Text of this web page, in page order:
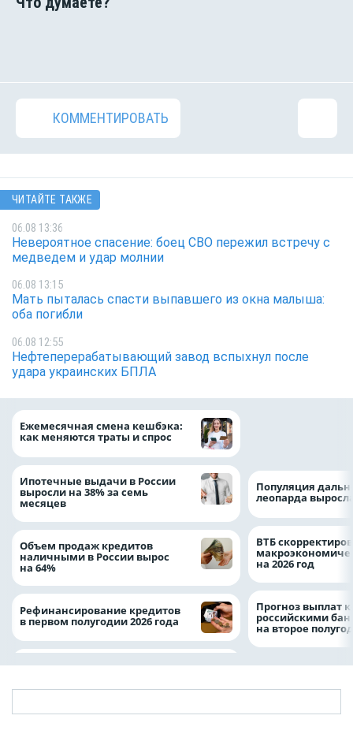
КОММЕНТИРОВАТЬ
ЧИТАЙТЕ ТАКЖЕ
06.08 13:36
Невероятное спасение: боец СВО пережил встречу с
медведем и удар молнии
06.08 13:15
Мать пыталась спасти выпавшего из окна малыша:
оба погибли
06.08 12:55
Нефтеперерабатывающий завод вспыхнул после
удара украинских БПЛА
Ежемесячная смена кешбэка:
как меняются траты и спрос
Ипотечные выдачи в России
выросли на 38% за семь
месяцев
Объем продаж кредитов
наличными в России вырос
на 64%
Рефинансирование кредитов
в первом полугодии 2026 года
Популяция
леопарда
ВТБ
на 2026 год
Прогноз выплат
российскими
на второе